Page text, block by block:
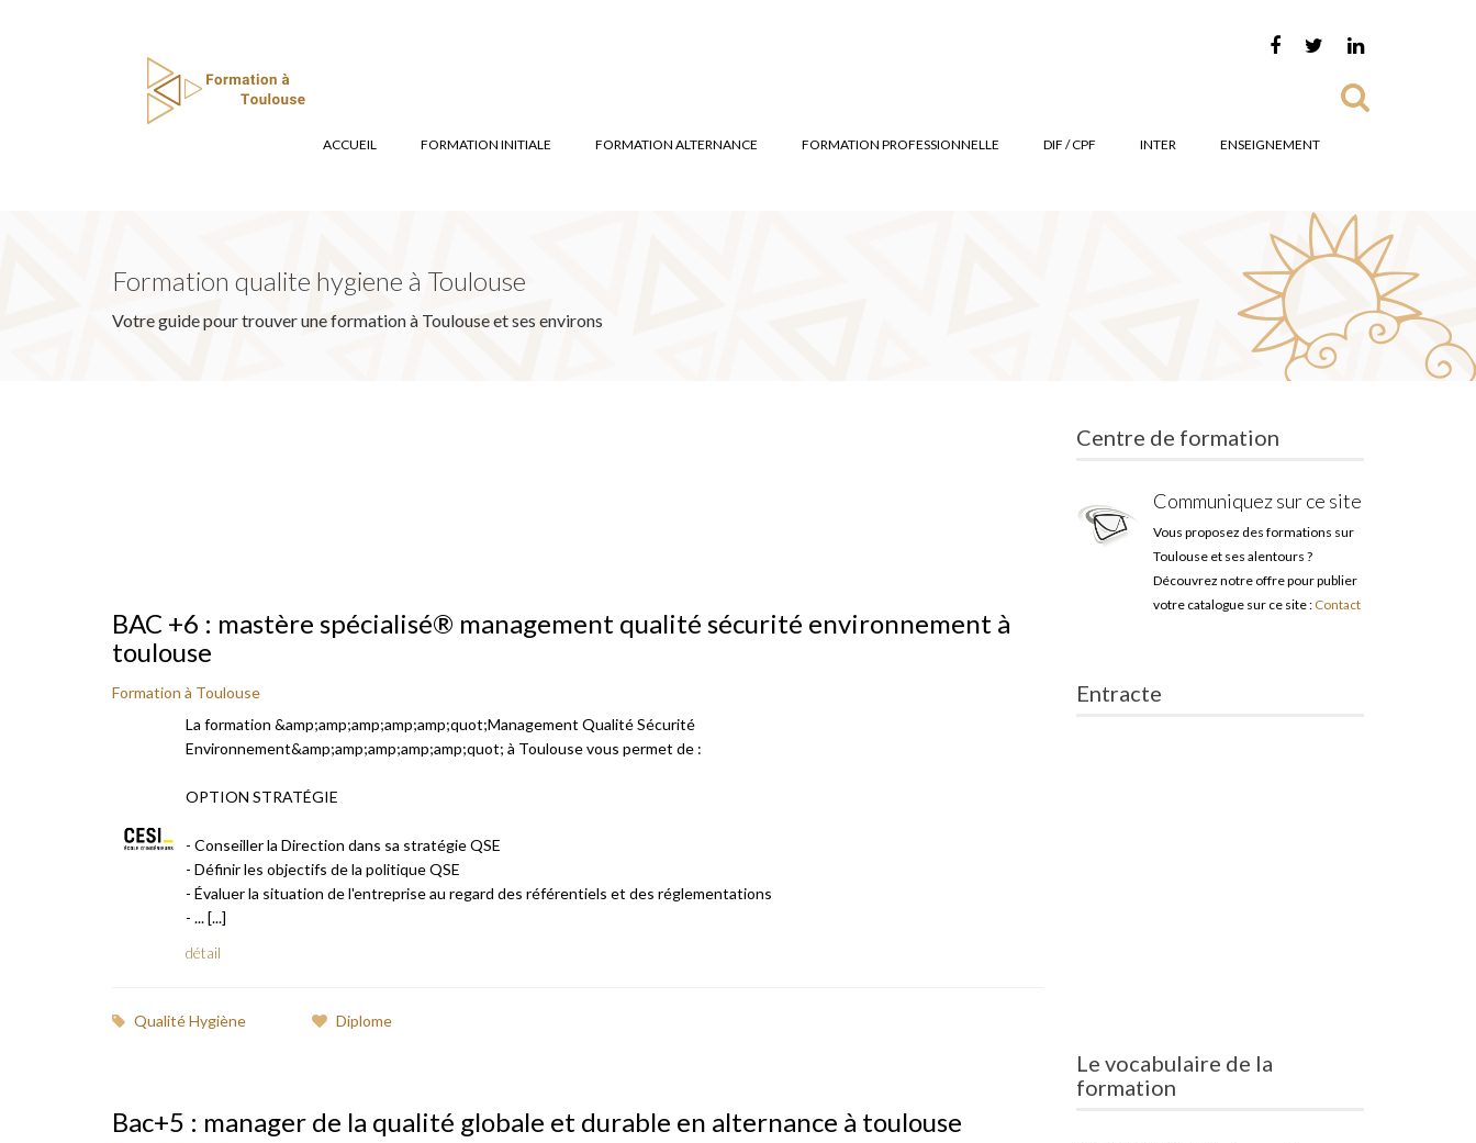
ACCUEIL FORMATION INITIALE FORMATION ALTERNANCE FORMATION PROFESSIONNELLE DIF / CPF INTER ENSEIGNEMENT
Formation qualite hygiene à Toulouse
Votre guide pour trouver une formation à Toulouse et ses environs
BAC +6 : mastère spécialisé® management qualité sécurité environnement à
toulouse
Formation à Toulouse
La formation &amp;amp;amp;amp;amp;quot;Management Qualité Sécurité
Environnement&amp;amp;amp;amp;amp;quot; à Toulouse vous permet de :
OPTION STRATÉGIE
- Conseiller la Direction dans sa stratégie QSE
- Définir les objectifs de la politique QSE
- Évaluer la situation de l'entreprise au regard des référentiels et des réglementations
- ... [...]
détail
Qualité Hygiène Diplome
Bac+5 : manager de la qualité globale et durable en alternance à toulouse
Centre de formation
Communiquez sur ce site
Vous proposez des formations sur
Toulouse et ses alentours ?
Découvrez notre offre pour publier
votre catalogue sur ce site : Contact
Entracte
Le vocabulaire de la
formation